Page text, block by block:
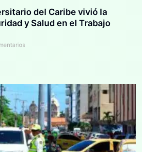
del Caribe vivió la
y Salud en el Trabajo